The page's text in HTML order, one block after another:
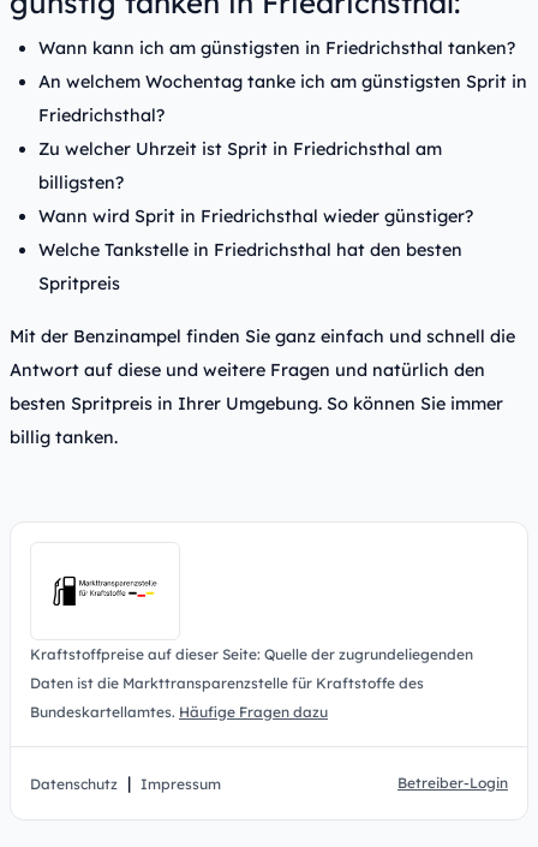
Wann kann ich am günstigsten in Friedrichsthal tanken?
An welchem Wochentag tanke ich am günstigsten Sprit in
Friedrichsthal?
Zu welcher Uhrzeit ist Sprit in Friedrichsthal am
billigsten?
Wann wird Sprit in Friedrichsthal wieder günstiger?
Welche Tankstelle in Friedrichsthal hat den besten
Spritpreis
Mit der Benzinampel finden Sie ganz einfach und schnell die
Antwort auf diese und weitere Fragen und natürlich den
besten Spritpreis in Ihrer Umgebung. So können Sie immer
billig tanken.
Kraftstoffpreise auf dieser Seite: Quelle der zugrundeliegenden
Daten ist die Markttransparenzstelle für Kraftstoffe des
Bundeskartellamtes. Häufige Fragen dazu
Datenschutz | Impressum Betreiber-Login